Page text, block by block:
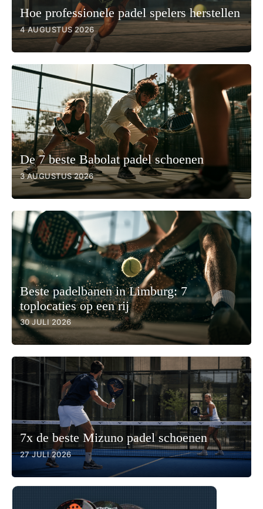
Hoe professionele padel spelers herstellen
4 AUGUSTUS 2026
De 7 beste Babolat padel schoenen
3 AUGUSTUS 2026
Beste padelbanen in Limburg: 7
toplocaties op een rij
30 JULI 2026
7x de beste Mizuno padel schoenen
27 JULI 2026